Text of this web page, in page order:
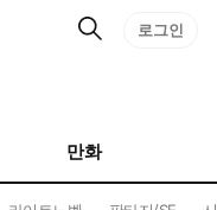
검
로그인
만화